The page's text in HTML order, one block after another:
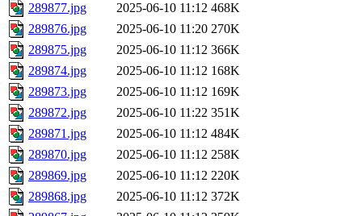
289877.jpg
2025-06-10 11:12 468K
289876.jpg
2025-06-10 11:20 270K
289875.jpg
2025-06-10 11:12 366K
289874.jpg
2025-06-10 11:12 168K
289873.jpg
2025-06-10 11:12 169K
289872.jpg
2025-06-10 11:22 351K
289871.jpg
2025-06-10 11:12 484K
289870.jpg
2025-06-10 11:12 258K
289869.jpg
2025-06-10 11:12 220K
289868.jpg
2025-06-10 11:12 372K